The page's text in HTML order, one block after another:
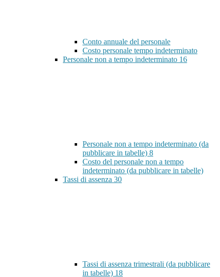
Conto annuale del personale
Costo personale tempo indeterminato
Personale non a tempo indeterminato 16
Personale non a tempo indeterminato (da
pubblicare in tabelle) 8
Costo del personale non a tempo
indeterminato (da pubblicare in tabelle)
Tassi di assenza 30
Tassi di assenza trimestrali (da pubblicare
in tabelle) 18